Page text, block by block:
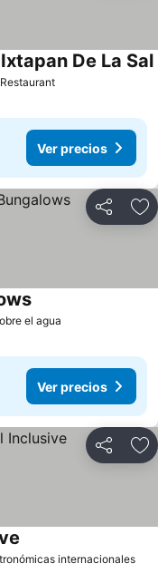
De La Sal
Ver precios
Compartir
el agua
Ver precios
Compartir
internacionales